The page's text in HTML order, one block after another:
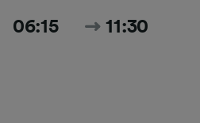
06:15 11:30